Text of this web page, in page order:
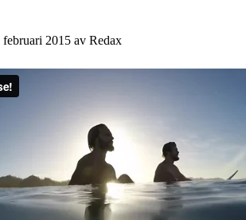
2015 av Redax